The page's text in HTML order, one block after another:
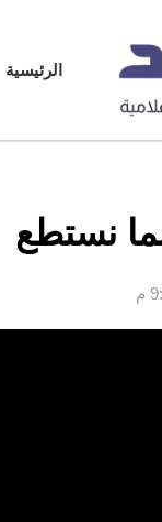
الرئيسية
نستطع